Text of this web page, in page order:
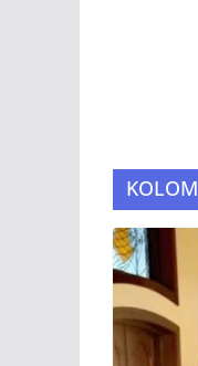
KOLOM